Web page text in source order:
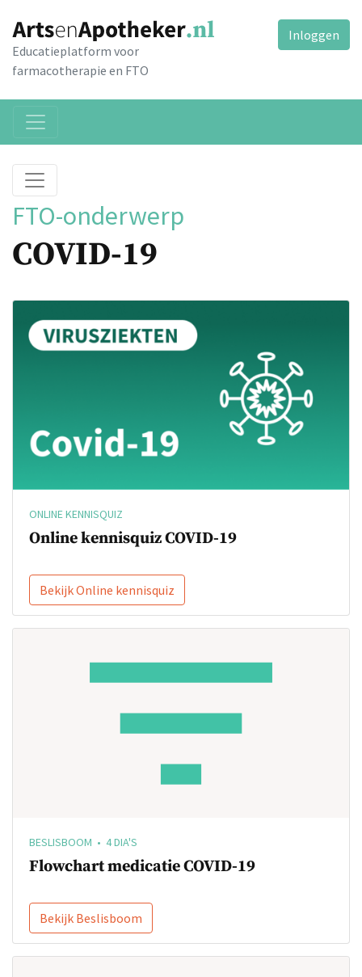
Educatieplatform voor
farmacotherapie en FTO
Inloggen
FTO-onderwerp
COVID-19
ONLINE KENNISQUIZ
Online kennisquiz COVID-19
Bekijk Online kennisquiz
BESLISBOOM • 4 DIA'S
Flowchart medicatie COVID-19
Bekijk Beslisboom